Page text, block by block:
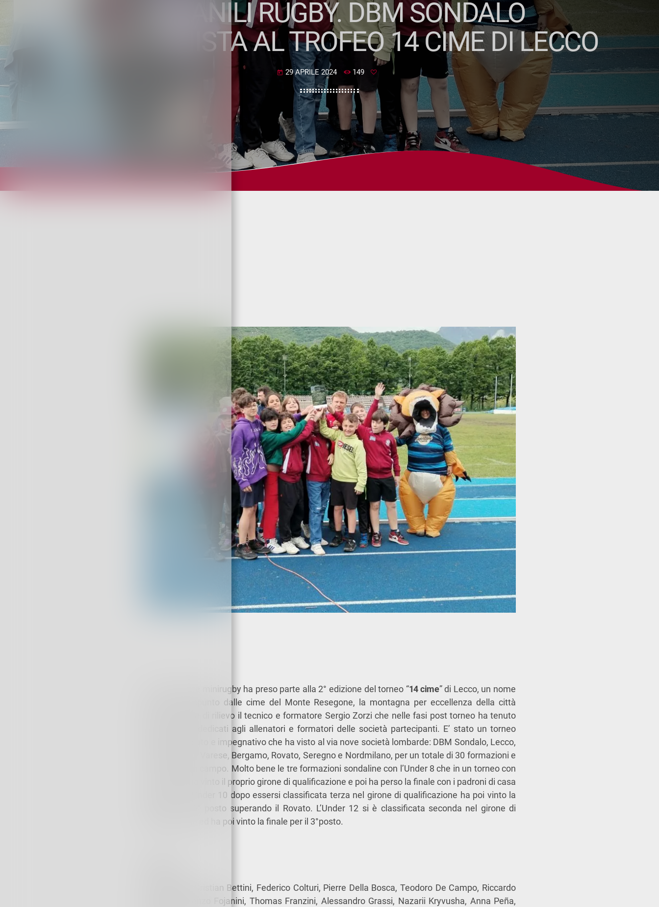
GIOVANILI RUGBY. DBM SONDALO
PROTAGONISTA AL TROFEO 14 CIME DI LECCO
today 29 APRILE 2024 149
Tutto il settore minirugby ha preso parte alla 2° edizione del torneo “14 cime” di Lecco, un nome
che prende spunto dalle cime del Monte Resegone, la montagna per eccellenza della città
lariana. Ospite di rilievo il tecnico e formatore Sergio Zorzi che nelle fasi post torneo ha tenuto
degli incontri dedicati agli allenatori e formatori delle società partecipanti. E’ stato un torneo
molto qualificato e impegnativo che ha visto al via nove società lombarde: DBM Sondalo, Lecco,
Velate, Como, Varese, Bergamo, Rovato, Seregno e Nordmilano, per un totale di 30 formazioni e
360 ragazzi in campo. Molto bene le tre formazioni sondaline con l’Under 8 che in un torneo con
12 squadre ha vinto il proprio girone di qualificazione e poi ha perso la finale con i padroni di casa
del Lecco. L’Under 10 dopo essersi classificata terza nel girone di qualificazione ha poi vinto la
finale per il 5° posto superando il Rovato. L’Under 12 si è classificata seconda nel girone di
qualificazione ed ha poi vinto la finale per il 3°posto.
Cristian Bettini, Federico Colturi, Pierre Della Bosca, Teodoro De Campo, Riccardo
De Piaz, Lorenzo Fojanini, Thomas Franzini, Alessandro Grassi, Nazarii Kryvusha, Anna Peña,